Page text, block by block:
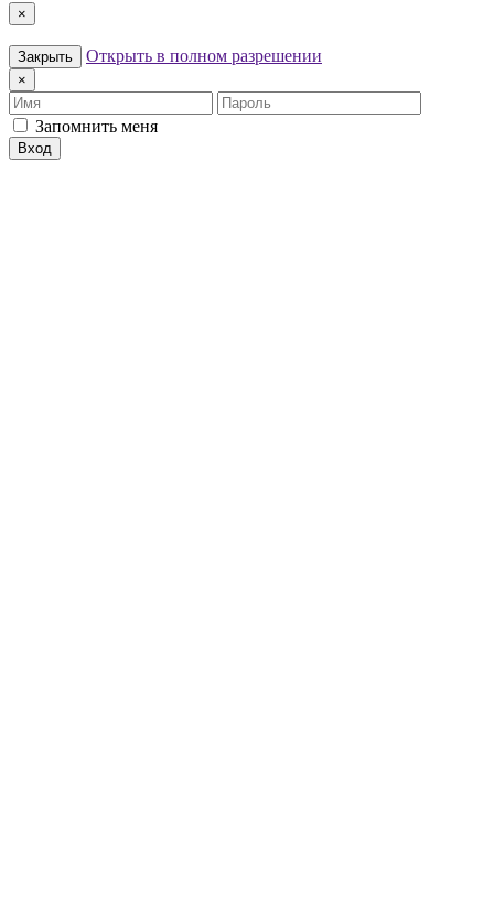
×
Закрыть Открыть в полном разрешении
×
Имя
Пароль
Запомнить меня
Вход